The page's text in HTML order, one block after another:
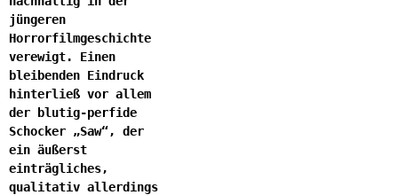
jüngeren
Horrorfilmgeschichte
verewigt. Einen
bleibenden Eindruck
hinterließ vor allem
der blutig-perfide
Schocker „Saw“, der
ein äußerst
einträgliches,
qualitativ allerdings